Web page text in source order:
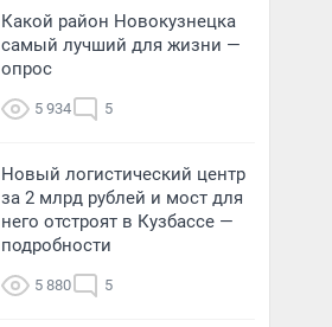
Какой район Новокузнецка
самый лучший для жизни —
опрос
5 934 5
Новый логистический центр
за 2 млрд рублей и мост для
него отстроят в Кузбассе —
подробности
5 880 5